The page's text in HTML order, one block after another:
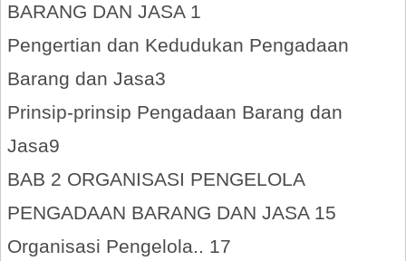
BARANG DAN JASA 1
Pengertian dan Kedudukan Pengadaan
Barang dan Jasa3
Prinsip-prinsip Pengadaan Barang dan
Jasa9
BAB 2 ORGANISASI PENGELOLA
PENGADAAN BARANG DAN JASA 15
Organisasi Pengelola.. 17